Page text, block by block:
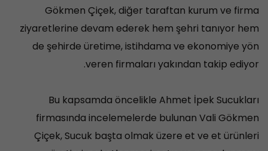
Gökmen Çiçek, diğer taraftan kurum ve firma
ziyaretlerine devam ederek hem şehri tanıyor hem
de şehirde üretime, istihdama ve ekonomiye yön
veren firmaları yakından takip ediyor.
Bu kapsamda öncelikle Ahmet İpek Sucukları
firmasında incelemelerde bulunan Vali Gökmen
Çiçek, Sucuk başta olmak üzere et ve et ürünleri